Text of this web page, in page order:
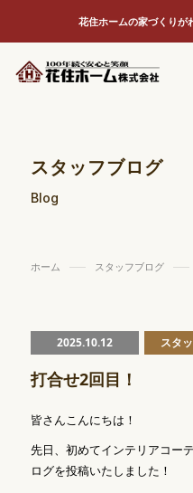
花住ホームの家づくりが
スタッフブログ
Blog
ホーム スタッフブログ
2025.10.12 スタ
打合せ2回目！
皆さんこんにちは！
先日、初めてインテリアコー
ログを投稿いたしました！